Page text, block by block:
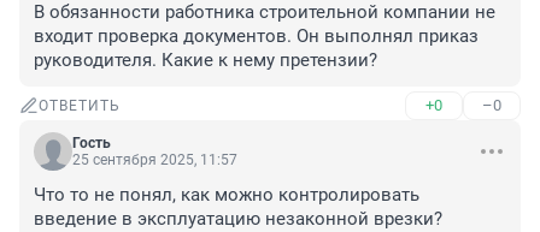
В обязанности работника строительной компании не
входит проверка документов. Он выполнял приказ
руководителя. Какие к нему претензии?
ОТВЕТИТЬ +0 –0
Гость
25 сентября 2025, 11:57
Что то не понял, как можно контролировать
введение в эксплуатацию незаконной врезки?